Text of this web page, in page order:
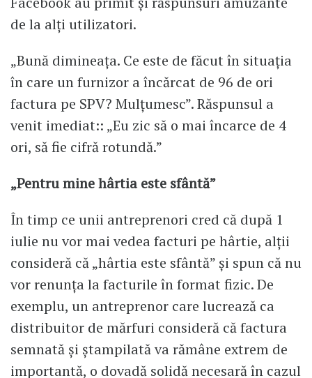
de la alți utilizatori.
„Bună dimineața. Ce este de făcut în situația
în care un furnizor a încărcat de 96 de ori
factura pe SPV? Mulțumesc”. Răspunsul a
venit imediat:: „Eu zic să o mai încarce de 4
ori, să fie cifră rotundă.”
„Pentru mine hârtia este sfântă”
În timp ce unii antreprenori cred că după 1
iulie nu vor mai vedea facturi pe hârtie, alții
consideră că „hârtia este sfântă” și spun că nu
vor renunța la facturile în format fizic. De
exemplu, un antreprenor care lucrează ca
distribuitor de mărfuri consideră că factura
semnată și ștampilată va rămâne extrem de
importantă, o dovadă solidă necesară în cazul